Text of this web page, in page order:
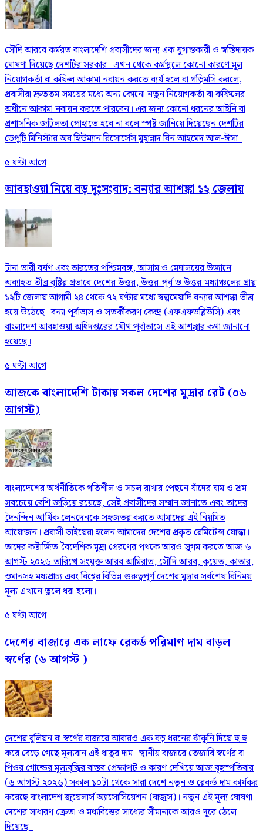
সৌদি আরবে কর্মরত বাংলাদেশি প্রবাসীদের জন্য এক যুগান্তকারী ও স্বস্তিদায়ক
ঘোষণা দিয়েছে দেশটির সরকার। এখন থেকে কর্মস্থলে কোনো কারণে মূল
নিয়োগকর্তা বা কফিল আকামা নবায়ন করতে ব্যর্থ হলে বা গড়িমসি করলে,
প্রবাসীরা দ্রুততম সময়ের মধ্যে অন্য কোনো নতুন নিয়োগকর্তা বা কফিলের
অধীনে আকামা নবায়ন করতে পারবেন। এর জন্য কোনো ধরনের আইনি বা
প্রশাসনিক জটিলতা পোহাতে হবে না বলে স্পষ্ট জানিয়ে দিয়েছেন দেশটির
ডেপুটি মিনিস্টার অব হিউম্যান রিসোর্সেস মুহান্নাদ বিন আহমেদ আল-ঈসা।
৫ ঘণ্টা আগে
আবহাওয়া নিয়ে বড় দুঃসংবাদ: বন্যার আশঙ্কা ১২ জেলায়
টানা ভারী বর্ষণ এবং ভারতের পশ্চিমবঙ্গ, আসাম ও মেঘালয়ের উজানে
অব্যাহত তীব্র বৃষ্টির প্রভাবে দেশের উত্তর, উত্তর-পূর্ব ও উত্তর-মধ্যাঞ্চলের প্রায়
১২টি জেলায় আগামী ২৪ থেকে ৭২ ঘণ্টার মধ্যে স্বল্পমেয়াদি বন্যার আশঙ্কা তীব্র
হয়ে উঠেছে। বন্যা পূর্বাভাস ও সতর্কীকরণ কেন্দ্র (এফএফডব্লিউসি) এবং
বাংলাদেশ আবহাওয়া অধিদপ্তরের যৌথ পূর্বাভাসে এই আশঙ্কার কথা জানানো
হয়েছে।
৫ ঘণ্টা আগে
আজকে বাংলাদেশি টাকায় সকল দেশের মুদ্রার রেট (০৬
আগস্ট)
বাংলাদেশের অর্থনীতিকে গতিশীল ও সচল রাখার পেছনে যাঁদের ঘাম ও শ্রম
সবচেয়ে বেশি জড়িয়ে রয়েছে, সেই প্রবাসীদের সম্মান জানাতে এবং তাদের
দৈনন্দিন আর্থিক লেনদেনকে সহজতর করতে আমাদের এই নিয়মিত
আয়োজন। প্রবাসী ভাইয়েরা হলেন আমাদের দেশের প্রকৃত রেমিটেন্স যোদ্ধা।
তাদের কষ্টার্জিত বৈদেশিক মুদ্রা প্রেরণের পথকে আরও সুগম করতে আজ ৬
আগস্ট ২০২৬ তারিখে সংযুক্ত আরব আমিরাত, সৌদি আরব, কুয়েত, কাতার,
ওমানসহ মধ্যপ্রাচ্য এবং বিশ্বের বিভিন্ন গুরুত্বপূর্ণ দেশের মুদ্রার সর্বশেষ বিনিময়
মূল্য এখানে তুলে ধরা হলো।
৫ ঘণ্টা আগে
দেশের বাজারে এক লাফে রেকর্ড পরিমাণ দাম বাড়ল
স্বর্ণের (৬ আগস্ট )
দেশের বুলিয়ন বা স্বর্ণের বাজারে আবারও এক বড় ধরনের ঝাঁকুনি দিয়ে হু হু
করে বেড়ে গেছে মূল্যবান এই ধাতুর দাম। স্থানীয় বাজারে তেজাবি স্বর্ণের বা
পিওর গোল্ডের মূল্যবৃদ্ধির বাস্তব প্রেক্ষাপট ও কারণ দেখিয়ে আজ বৃহস্পতিবার
(৬ আগস্ট ২০২৬) সকাল ১০টা থেকে সারা দেশে নতুন ও রেকর্ড দাম কার্যকর
করেছে বাংলাদেশ জুয়েলার্স অ্যাসোসিয়েশন (বাজুস)। নতুন এই মূল্য ঘোষণা
দেশের সাধারণ ক্রেতা ও মধ্যবিত্তের সাধ্যের সীমানাকে আরও দূরে ঠেলে
দিয়েছে।